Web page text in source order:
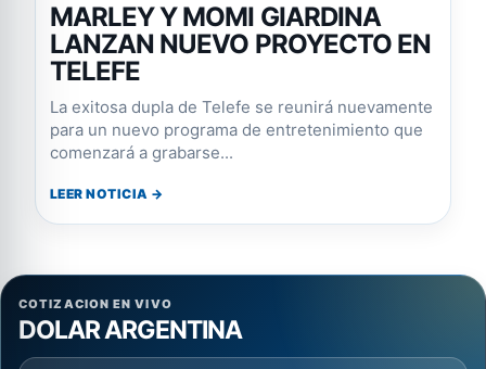
MARLEY Y MOMI GIARDINA
LANZAN NUEVO PROYECTO EN
TELEFE
La exitosa dupla de Telefe se reunirá nuevamente
para un nuevo programa de entretenimiento que
comenzará a grabarse...
LEER NOTICIA →
COTIZACION EN VIVO
DOLAR ARGENTINA